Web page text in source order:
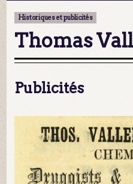
BOUTEILLES ▼
MA COLLECTION
Historiques et publicités
Thomas
Publicités